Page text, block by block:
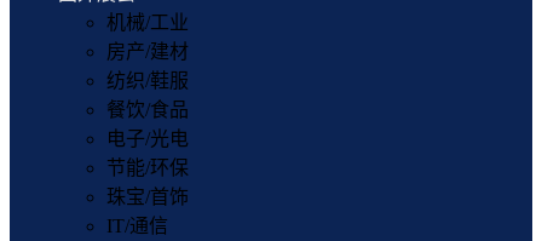
机械/工业
房产/建材
纺织/鞋服
餐饮/食品
电子/光电
节能/环保
珠宝/首饰
IT/通信